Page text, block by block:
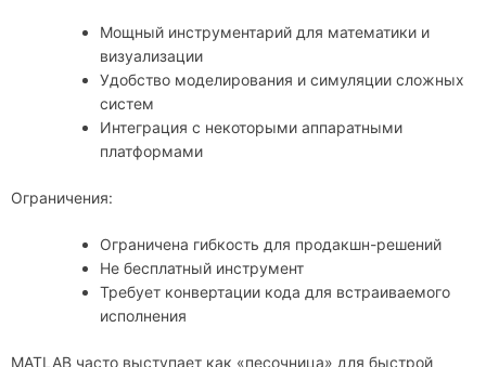
Мощный инструментарий для математики и
визуализации
Удобство моделирования и симуляции сложных
систем
Интеграция с некоторыми аппаратными
платформами
Ограничения:
Ограничена гибкость для продакшн-решений
Не бесплатный инструмент
Требует конвертации кода для встраиваемого
исполнения
MATLAB часто выступает как «песочница» для быстрой